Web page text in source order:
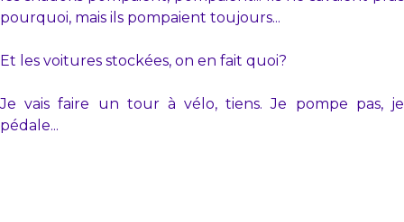
pourquoi, mais ils pompaient toujours...
Et les voitures stockées, on en fait quoi?
Je vais faire un tour à vélo, tiens. Je pompe pas, je
pédale...